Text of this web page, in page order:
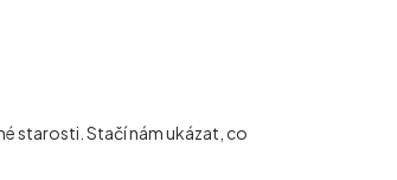
starosti. Stačí nám ukázat, co